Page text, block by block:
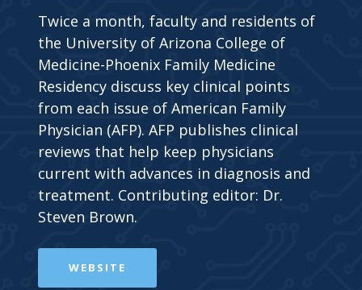
Twice a month, faculty and residents of
the University of Arizona College of
Medicine-Phoenix Family Medicine
Residency discuss key clinical points
from each issue of American Family
Physician (AFP). AFP publishes clinical
reviews that help keep physicians
current with advances in diagnosis and
treatment. Contributing editor: Dr.
Steven Brown.
WEBSITE